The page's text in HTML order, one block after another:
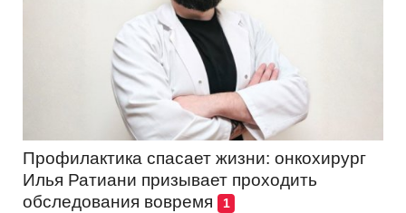
Профилактика спасает жизни: онкохирург
Илья Ратиани призывает проходить
обследования вовремя
1